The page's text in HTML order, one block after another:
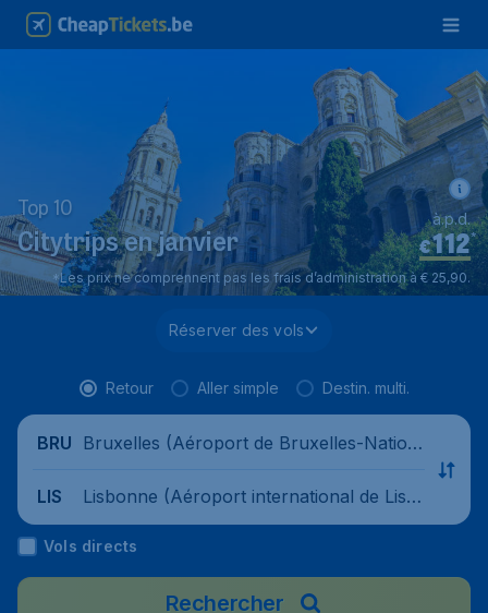
Top 10
Citytrips en janvier €112*
à.p.d.
*Les prix ne comprennent pas les frais d’administration à € 25,90.
Réserver des vols
Retour Aller simple Destin. multi.
BRU Bruxelles (Aéroport de Bruxelles-Nation
LIS
Lisbonne (Aéroport international de Lisb
onne), Portugal
Vols directs
Rechercher